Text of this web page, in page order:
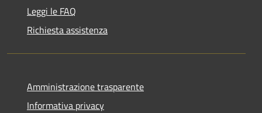
Leggi le FAQ
Richiesta assistenza
Amministrazione trasparente
Informativa privacy